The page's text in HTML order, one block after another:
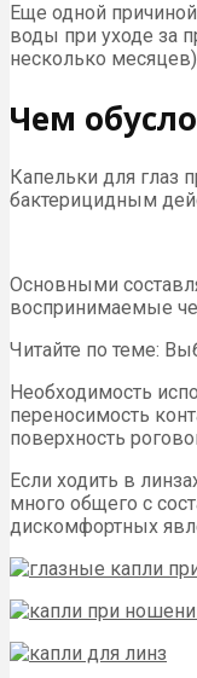
Еще одной
воды при уходе за
несколько
Чем
Капельки для глаз
бактерицидным
Основными
воспринимаемые
Читайте по теме:
Необходимость
переносимость
поверхность
Если ходить в
много общего с
дискомфортных